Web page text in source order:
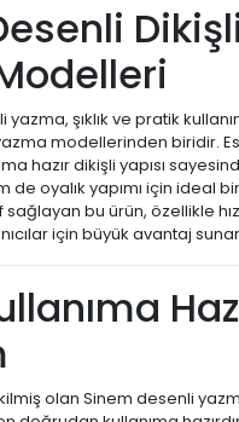
şıklık ve pratik
modellerinden biridir.
hazır dikişli yapısı
de oyalık yapımı için ideal
bu ürün, özellikle
için büyük avantaj
olan Sinem desenli